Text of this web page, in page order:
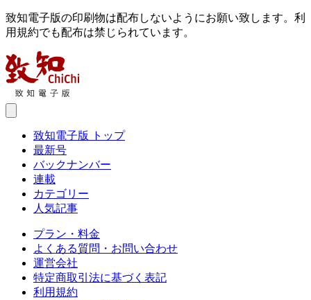
致知電子版の印刷物は配布しないようにお願い致します。利
用規約でも配布は禁じられています。
致知電子版 トップ
最新号
バックナンバー
連載
カテゴリー
人気記事
プラン・料金
よくある質問・お問い合わせ
運営会社
特定商取引法に基づく表記
利用規約